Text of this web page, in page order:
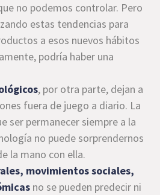
no podemos controlar. Pero
estas tendencias para
a esos nuevos hábitos
podría haber una
, por otra parte, dejan a
fuera de juego a diario. La
ser permanecer siempre a la
no puede sorprendernos
la mano con ella.
movimientos sociales,
no se pueden predecir ni